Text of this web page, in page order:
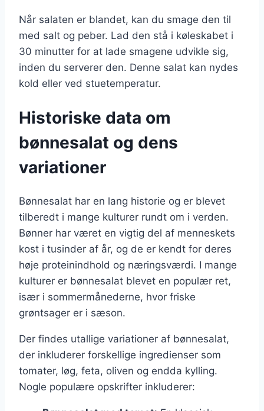
Når salaten er blandet, kan du smage den til
med salt og peber. Lad den stå i køleskabet i
30 minutter for at lade smagene udvikle sig,
inden du serverer den. Denne salat kan nydes
kold eller ved stuetemperatur.
Historiske data om
bønnesalat og dens
variationer
Bønnesalat har en lang historie og er blevet
tilberedt i mange kulturer rundt om i verden.
Bønner har været en vigtig del af menneskets
kost i tusinder af år, og de er kendt for deres
høje proteinindhold og næringsværdi. I mange
kulturer er bønnesalat blevet en populær ret,
især i sommermånederne, hvor friske
grøntsager er i sæson.
Der findes utallige variationer af bønnesalat,
der inkluderer forskellige ingredienser som
tomater, løg, feta, oliven og endda kylling.
Nogle populære opskrifter inkluderer: